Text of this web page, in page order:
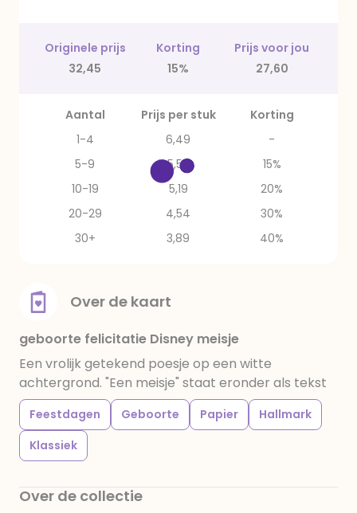
Originele prijs Korting
Prijs voor jou
32,45
15% 27,60
Aantal Prijs per stuk
Korting
1-4
6,49
-
5-9
5,52
15%
10-19
5,19
20%
20-29
4,54
30%
30+
3,89 40%
Over de kaart
geboorte felicitatie Disney meisje
Een vrolijk getekend poesje op een witte
achtergrond. "Een meisje" staat eronder als tekst
Feestdagen Geboorte Papier
Hallmark
Klassiek
Over de collectie